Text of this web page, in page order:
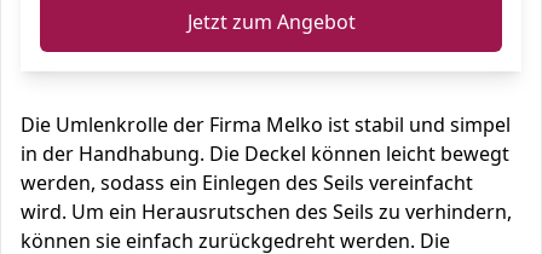
Jetzt zum Angebot
Die Umlenkrolle der Firma Melko ist stabil und simpel
in der Handhabung. Die Deckel können leicht bewegt
werden, sodass ein Einlegen des Seils vereinfacht
wird. Um ein Herausrutschen des Seils zu verhindern,
können sie einfach zurückgedreht werden. Die